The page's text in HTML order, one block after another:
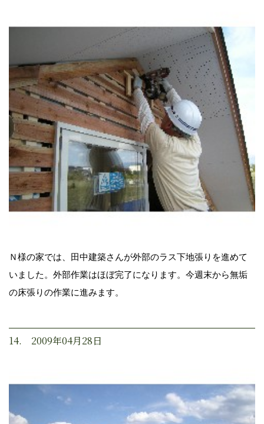
Ｎ様の家では、田中建築さんが外部のラス下地張りを進めて
いました。外部作業はほぼ完了になります。今週末から無垢
の床張りの作業に進みます。
14. 2009年04月28日